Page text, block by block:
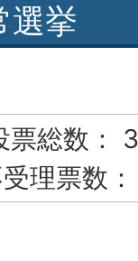
選挙
票総数：
理票数